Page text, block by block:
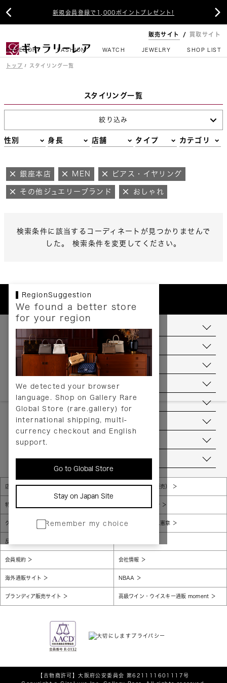
新規会員登録で1,000ポイントプレゼント!
 
販売サイト 買取サイト
CATEGORY FASHION WATCH JEWELRY SHOP LIST
トップ スタイリング一覧
スタイリング一覧
絞り込み
性別 身長 店舗 タイプ カテゴリ
銀座本店 MEN ピアス・イヤリング
その他ジュエリーブランド おしゃれ
検索条件に該当するコーディネートが見つかりませんで
した。 検索条件を変更してください。
RegionSuggestion
We found a better store
for your region
We detected your browser
language. Shop on Gallery Rare
Global Store (rare.gallery) for
international shipping, multi-
currency checkout and English
support.
Go to Global Store
Stay on Japan Site
Remember my choice
お支払いについて
配送について
送料について
返品について
ヘルプ
お問い合わせ
当店について
店舗一覧 販売規約（店頭販売）
特定商取引法に基づく表示 個人情報保護方針
グローバルプライバシーポリシー コンプライアンス憲章
反社会的勢力に対する基本方針
会員規約 会社情報
海外通販サイト NBAA
ブランディア販売サイト 高級ワイン・ウイスキー通販 moment
【古物商許可】大阪府公安委員会 第621111601117号